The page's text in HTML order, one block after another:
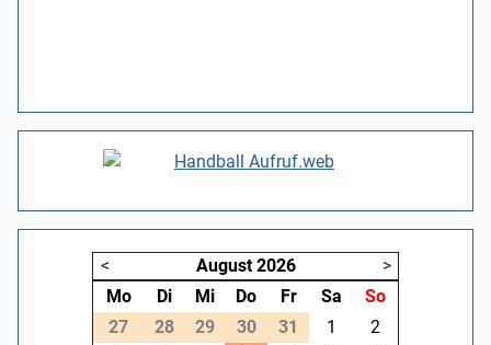
< August 2026
>
Mo
Di Mi Do Fr Sa
So
27
28 29 30 31 1
2